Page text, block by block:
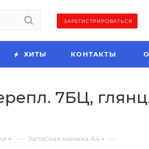
ЗАРЕГИСТРИРОВАТЬСЯ
ХИТЫ КОНТАКТЫ
7БЦ,
— Записная книжка А4 —